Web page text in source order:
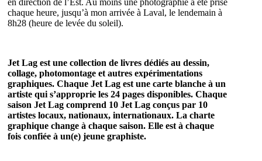
en direction de l’Est. Au moins une photographie a été prise
chaque heure, jusqu’à mon arrivée à Laval, le lendemain à
8h28 (heure de levée du soleil).
Jet Lag est une collection de livres dédiés au dessin,
collage, photomontage et autres expérimentations
graphiques. Chaque Jet Lag est une carte blanche à un
artiste qui s’approprie les 24 pages disponibles. Chaque
saison Jet Lag comprend 10 Jet Lag conçus par 10
artistes locaux, nationaux, internationaux. La charte
graphique change à chaque saison. Elle est à chaque
fois confiée à un(e) jeune graphiste.